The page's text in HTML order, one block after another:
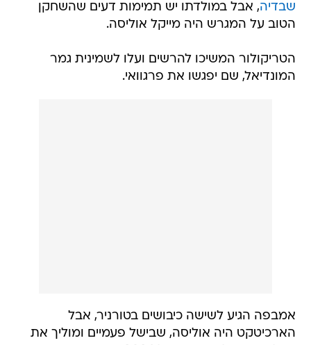
שבדיה, אבל במולדתו יש תמימות דעים שהשחקן
הטוב על המגרש היה מייקל אוליסה.
הטריקולור המשיכו להרשים ועלו לשמינית גמר
המונדיאל, שם יפגשו את פרגוואי.
אמבפה הגיע לשישה כיבושים בטורניר, אבל
הארכיטקט היה אוליסה, שבישל פעמיים ומוליך את